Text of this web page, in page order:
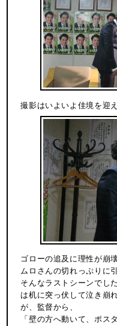
撮影はいよいよ佳境を迎
ゴローの追及に理性が崩
ムロさんの切れっぷりに
そんなラストシーンでし
は机に突っ伏して泣き崩
が、監督から、
「壁の方へ動いて、ポス